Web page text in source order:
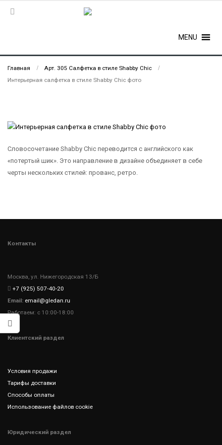
MENU
Главная
Арт. 305 Салфетка в стиле Shabby Chic
Интерьерная салфетка в стиле Shabby Chic фото
Словосочетание Shabby Chic переводится с английского как
«потертый шик». Это направление в дизайне объединяет в себе
черты нескольких стилей: прованс, ретро.
Контакты
Москва, ул. Нижегородская 13/Б
+7 (925) 507-40-20
Email: email@gledan.ru
Работаем: с 10:00-18:00
Клиентский раздел
Условия продажи
Тарифы доставки
Способы оплаты
Использование файлов cookie
Юридический раздел